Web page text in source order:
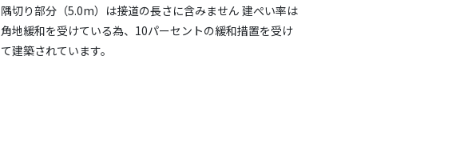
隅切り部分（5.0m）は接道の長さに含みません 建ぺい率は
角地緩和を受けている為、10パーセントの緩和措置を受け
て建築されています。